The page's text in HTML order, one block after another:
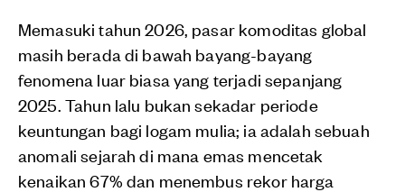
Memasuki tahun 2026, pasar komoditas global
masih berada di bawah bayang-bayang
fenomena luar biasa yang terjadi sepanjang
2025. Tahun lalu bukan sekadar periode
keuntungan bagi logam mulia; ia adalah sebuah
anomali sejarah di mana emas mencetak
kenaikan 67% dan menembus rekor harga